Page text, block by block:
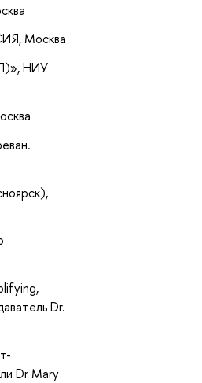
Москва
, НИУ
Dr.
Dr Mary